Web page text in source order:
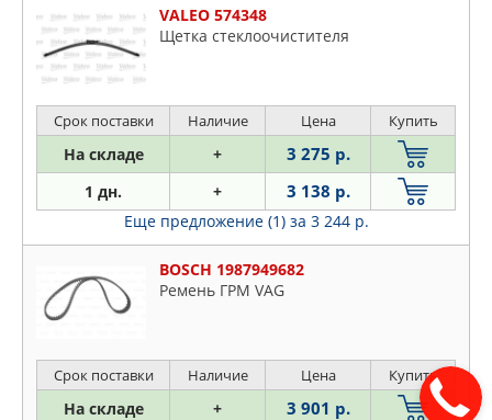
VALEO 574348
Щетка стеклоочистителя
Срок поставки Наличие Цена Купить
На складе + 3 275 р.
1 дн. + 3 138 р.
Еще предложение (1) за 3 244 р.
BOSCH 1987949682
Ремень ГРМ VAG
Срок поставки Наличие Цена Купить
На складе + 3 901 р.